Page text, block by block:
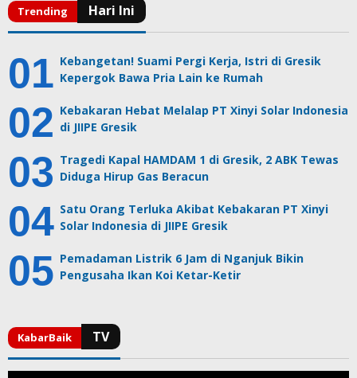
Kebangetan! Suami Pergi Kerja, Istri di Gresik
Kepergok Bawa Pria Lain ke Rumah
Kebakaran Hebat Melalap PT Xinyi Solar Indonesia
di JIIPE Gresik
Tragedi Kapal HAMDAM 1 di Gresik, 2 ABK Tewas
Diduga Hirup Gas Beracun
Satu Orang Terluka Akibat Kebakaran PT Xinyi
Solar Indonesia di JIIPE Gresik
Pemadaman Listrik 6 Jam di Nganjuk Bikin
Pengusaha Ikan Koi Ketar-Ketir